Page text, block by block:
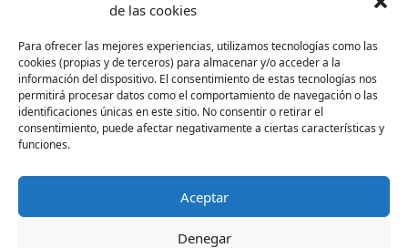
de las cookies
Para ofrecer las mejores experiencias, utilizamos tecnologías como las
cookies (propias y de terceros) para almacenar y/o acceder a la
información del dispositivo. El consentimiento de estas tecnologías nos
permitirá procesar datos como el comportamiento de navegación o las
identificaciones únicas en este sitio. No consentir o retirar el
consentimiento, puede afectar negativamente a ciertas características y
funciones.
Aceptar
Denegar
Descarga gratis:
Taller - Los mejores recuerdos de mi infancia
Suscríbete a nuestra “ newsletter” y – además del taller –
recibirás más actividades